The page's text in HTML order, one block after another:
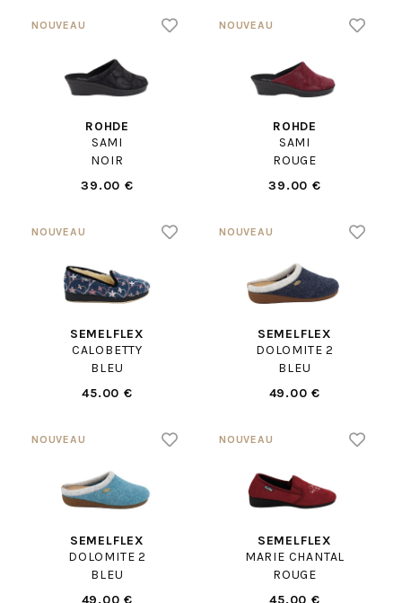
ROHDE
SAMI
NOIR
39.00 €
ROHDE
SAMI
ROUGE
39.00 €
SEMELFLEX
CALOBETTY
BLEU
45.00 €
SEMELFLEX
DOLOMITE 2
BLEU
49.00 €
SEMELFLEX
DOLOMITE 2
BLEU
49.00 €
SEMELFLEX
MARIE CHANTAL
ROUGE
45.00 €